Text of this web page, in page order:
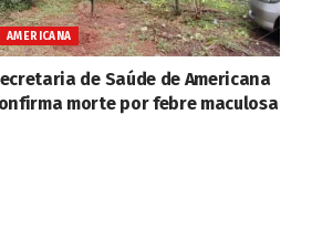
AMERICANA
de Saúde de Americana
morte por febre maculosa